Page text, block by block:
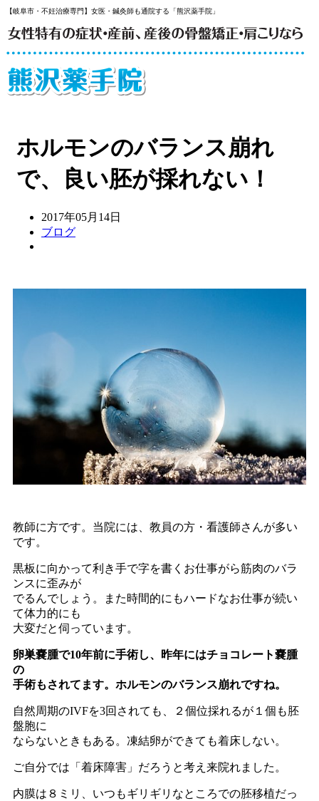
【岐阜市・不妊治療専門】女医・鍼灸師も通院する「熊沢薬手院」
ホルモンのバランス崩れ
で、良い胚が採れない！
2017年05月14日
ブログ
教師に方です。当院には、教員の方・看護師さんが多い
です。
黒板に向かって利き手で字を書くお仕事がら筋肉のバラ
ンスに歪みが
でるんでしょう。また時間的にもハードなお仕事が続い
て体力的にも
大変だと伺っています。
卵巣嚢腫で10年前に手術し、昨年にはチョコレート嚢腫
の
手術もされてます。ホルモンのバランス崩れですね。
自然周期のIVFを3回されても、２個位採れるが１個も胚
盤胞に
ならないときもある。凍結卵ができても着床しない。
ご自分では「着床障害」だろうと考え来院れました。
内膜は８ミリ、いつもギリギリなところでの胚移植だっ